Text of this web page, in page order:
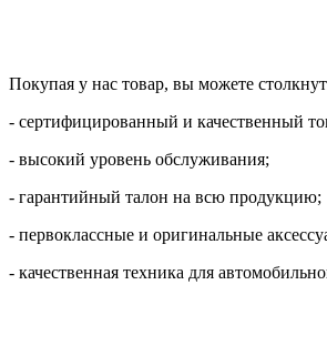
Покупая у нас товар, вы можете
- сертифицированный и качественный
- высокий уровень обслуживания;
- гарантийный талон на всю продукцию;
- первоклассные и оригинальные
- качественная техника для